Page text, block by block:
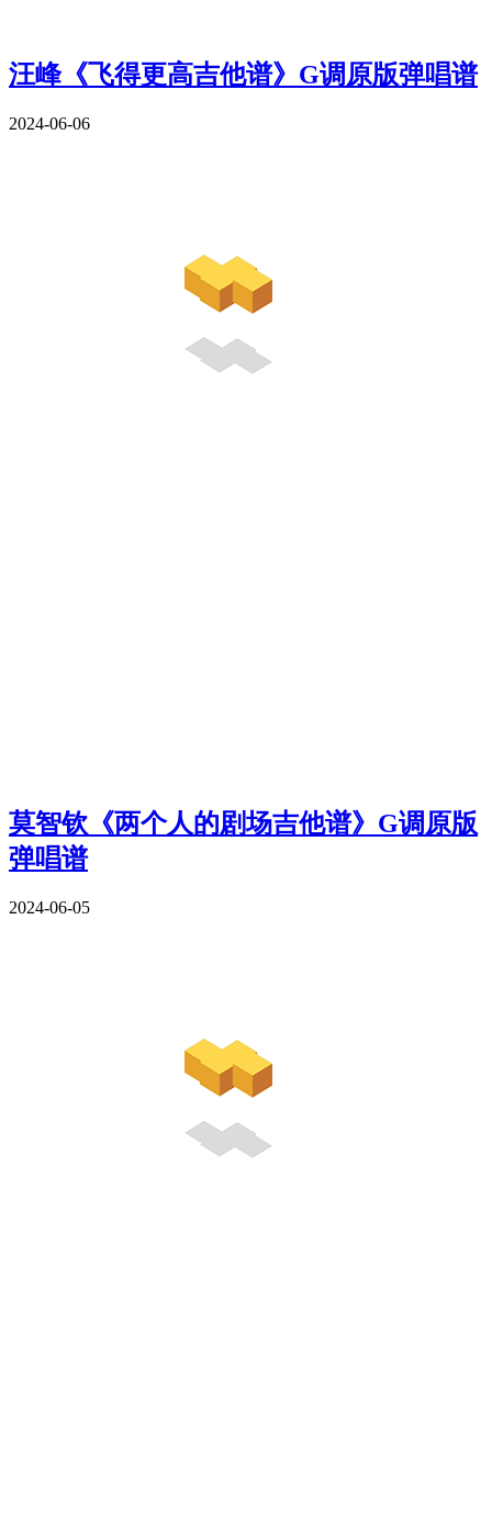
汪峰《飞得更高吉他谱》G调原版弹唱谱
2024-06-06
莫智钦《两个人的剧场吉他谱》G调原版
弹唱谱
2024-06-05